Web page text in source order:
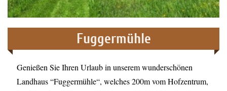
Fuggermühle
Genießen Sie Ihren Urlaub in unserem wunderschönen
Landhaus “Fuggermühle“, welches 200m vom Hofzentrum,